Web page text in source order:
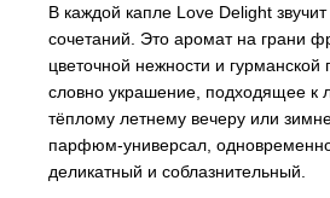
В каждой капле Love Delight звучит
сочетаний. Это аромат на грани
цветочной нежности и
словно украшение, подходящее к
тёплому летнему вечеру или
парфюм-универсал,
деликатный и соблазнительный.